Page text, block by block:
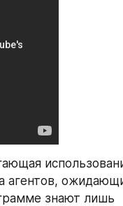
агентов,
знают лишь